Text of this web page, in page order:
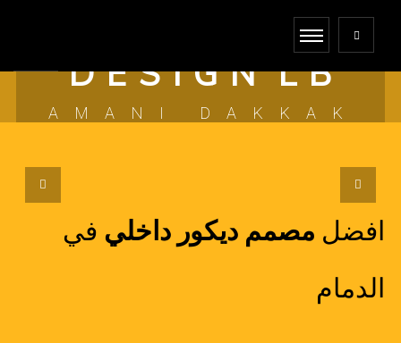
I N F I N I T E
D E S I G N L B
AMANI DAKKAK
افضل مصمم ديكور داخلي في
الدمام